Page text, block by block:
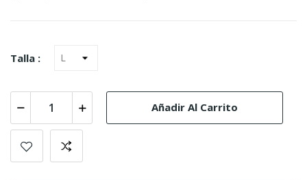
Talla :
Añadir Al Carrito